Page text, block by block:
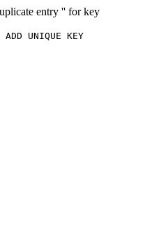
entry '' for key
UNIQUE KEY